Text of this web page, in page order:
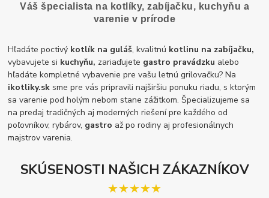
Váš špecialista na kotlíky, zabíjačku, kuchyňu a
varenie v prírode
Hľadáte poctivý kotlík na guláš, kvalitnú kotlinu na zabíjačku,
vybavujete si kuchyňu, zariaďujete gastro pravádzku alebo
hľadáte kompletné vybavenie pre vašu letnú grilovačku? Na
ikotliky.sk sme pre vás pripravili najširšiu ponuku riadu, s ktorým
sa varenie pod holým nebom stane zážitkom. Špecializujeme sa
na predaj tradičných aj moderných riešení pre každého od
poľovníkov, rybárov, gastro až po rodiny aj profesionálnych
majstrov varenia.
SKÚSENOSTI NAŠICH ZÁKAZNÍKOV
★★★★★